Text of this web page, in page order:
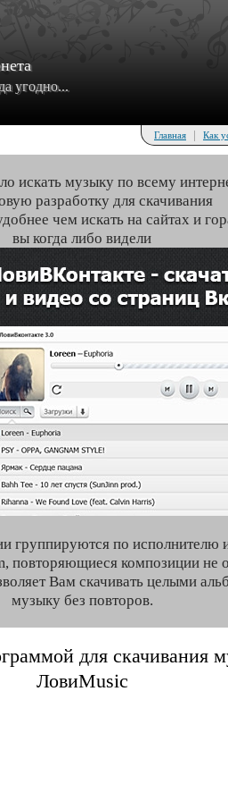
угодно...
Главная | Как
искать музыку по всему
разработку для скачивания
чем искать на сайтах и
вы когда либо видели
группируются по исполнителю
повторяющиеся композиции не
Вам скачивать целыми
музыку без повторов.
для скачивания
ЛовиMusic